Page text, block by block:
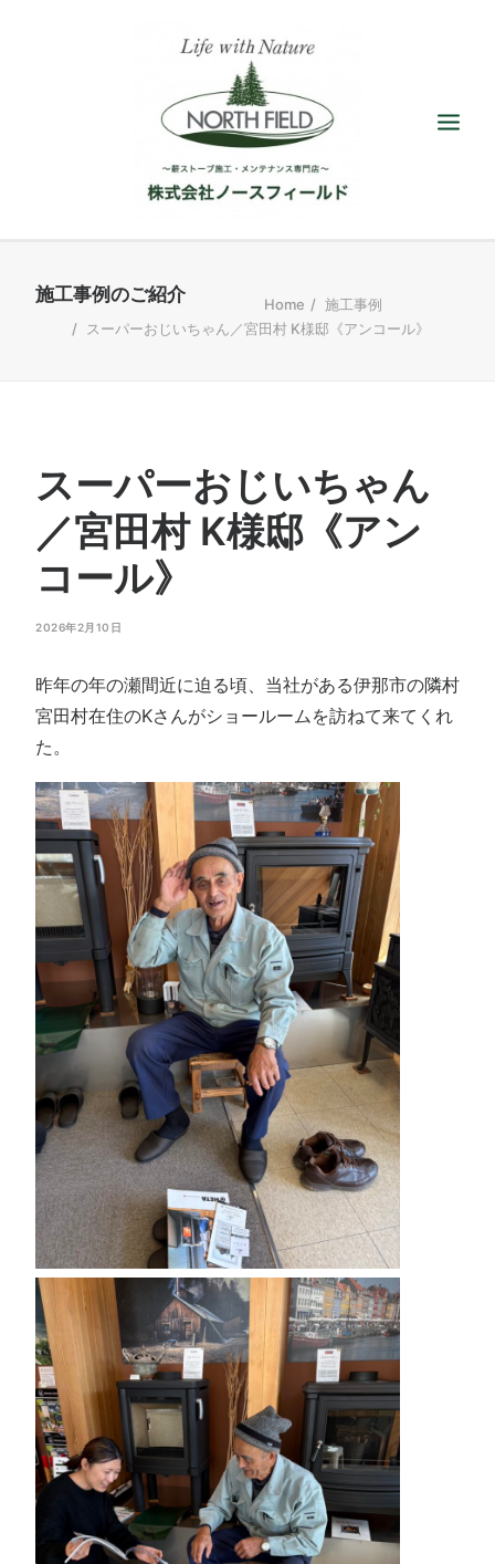
ショールーム
取扱い薪ストーブ
会社概要
お問い合わせ
SEARCH
Home
施工事例
スーパーおじいちゃん／宮田村 K様邸《アンコール》
スーパーおじいちゃん
／宮田村 K様邸《アン
コール》
2026年2月10日
昨年の年の瀬間近に迫る頃、当社がある伊那市の隣村
宮田村在住のKさんがショールームを訪ねて来てくれ
た。